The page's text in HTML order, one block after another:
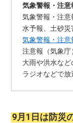
気象警報・注意
気象警報・注
水予報、土砂
気象警報・注
注意報（気象庁
大雨や洪水な
ラジオなどで放
9月1日は防災